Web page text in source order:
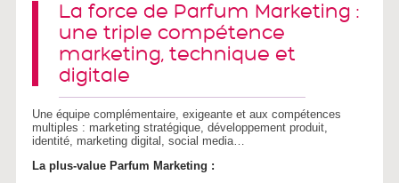
La force de Parfum Marketing :
une triple compétence
marketing, technique et
digitale
Une équipe complémentaire, exigeante et aux compétences
multiples : marketing stratégique, développement produit,
identité, marketing digital, social media…
La plus-value Parfum Marketing :